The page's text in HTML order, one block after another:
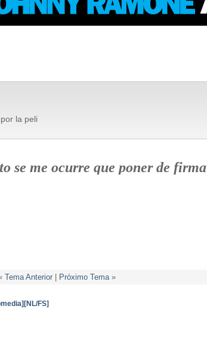
la peli
se me ocurre que poner de firma
Tema Anterior| Próximo Tema »
FS]